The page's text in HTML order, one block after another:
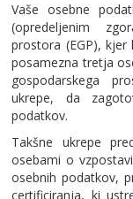
Vaše osebne
(opredeljenim
prostora (EGP),
posamezna tretja
gospodarskega
ukrepe, da
podatkov.
Takšne ukrepe
osebami o
osebnih podatkov,
certificiranja, ki